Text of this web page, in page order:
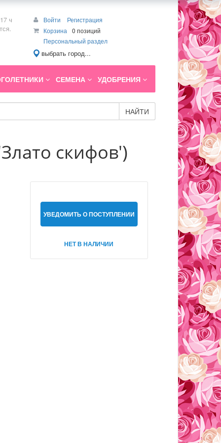
ч
Войти
Регистрация
Корзина
0 позиций
Персональный раздел
выбрать город...
СЕМЕНА УДОБРЕНИЯ
НАЙТИ
скифов')
УВЕДОМИТЬ О ПОСТУПЛЕНИИ
НЕТ В НАЛИЧИИ